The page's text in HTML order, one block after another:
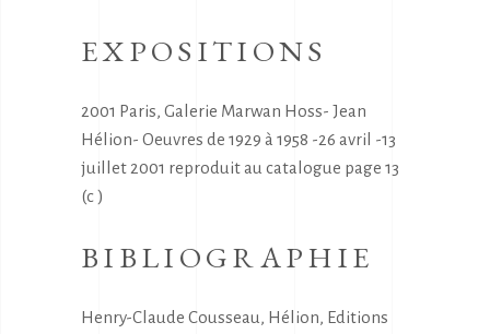
EXPOSITIONS
2001 Paris, Galerie Marwan Hoss- Jean
Hélion- Oeuvres de 1929 à 1958 -26 avril -13
juillet 2001 reproduit au catalogue page 13
(c )
BIBLIOGRAPHIE
Henry-Claude Cousseau, Hélion, Editions